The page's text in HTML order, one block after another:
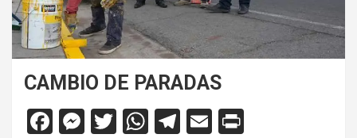
CAMBIO DE PARADAS
F
M T
W T
E